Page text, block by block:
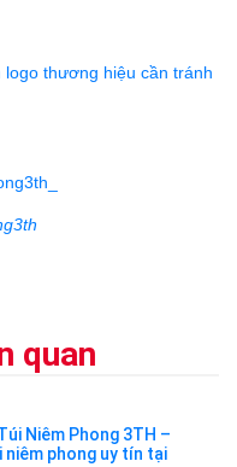
thương hiệu cần tránh
quan
Niêm Phong 3TH –
phong uy tín tại